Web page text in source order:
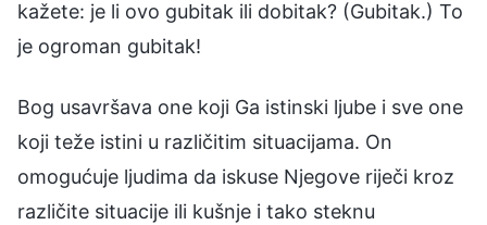
kažete: je li ovo gubitak ili dobitak? (Gubitak.) To
je ogroman gubitak!
Bog usavršava one koji Ga istinski ljube i sve one
koji teže istini u različitim situacijama. On
omogućuje ljudima da iskuse Njegove riječi kroz
različite situacije ili kušnje i tako steknu